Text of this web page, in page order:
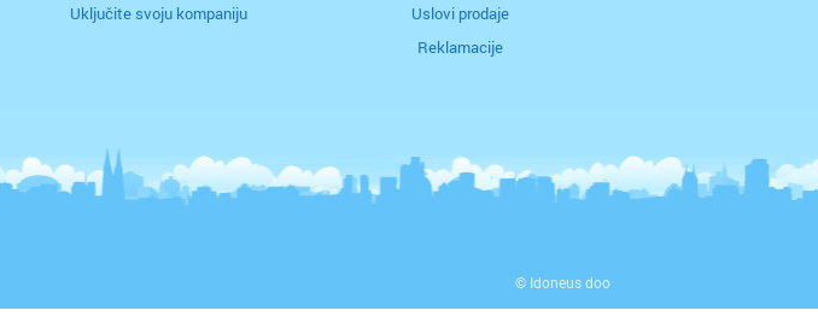
Uključite svoju kompaniju
Uslovi prodaje
Reklamacije
© Idoneus doo